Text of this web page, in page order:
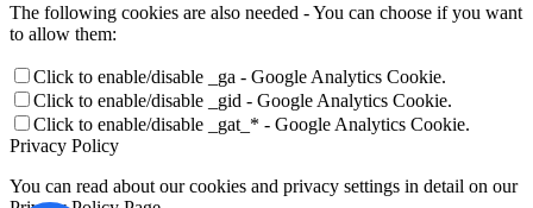
The following cookies are also needed - You can choose if you want
to allow them:
Click to enable/disable _ga - Google Analytics Cookie.
Click to enable/disable _gid - Google Analytics Cookie.
Click to enable/disable _gat_* - Google Analytics Cookie.
Privacy Policy
You can read about our cookies and privacy settings in detail on our